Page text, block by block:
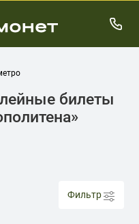
билеты
Фильтр